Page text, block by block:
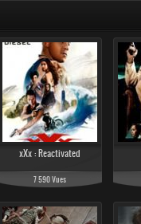
xXx : Reactivated
7 590 Vues